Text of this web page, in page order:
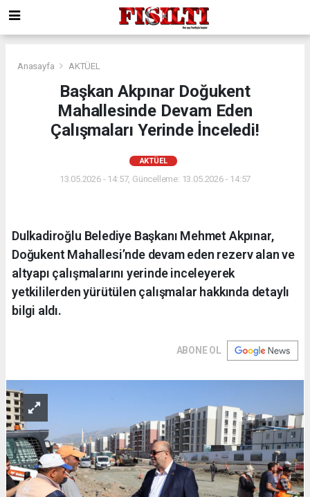
Anasayfa AKTÜEL
Başkan Akpınar Doğukent
Mahallesinde Devam Eden
Çalışmaları Yerinde İnceledi!
AKTÜEL
13.05.2026 - 14:57, Güncelleme: 13.05.2026 - 14:57
Dulkadiroğlu Belediye Başkanı Mehmet Akpınar,
Doğukent Mahallesi’nde devam eden rezerv alan ve
altyapı çalışmalarını yerinde inceleyerek
yetkililerden yürütülen çalışmalar hakkında detaylı
bilgi aldı.
ABONE OL